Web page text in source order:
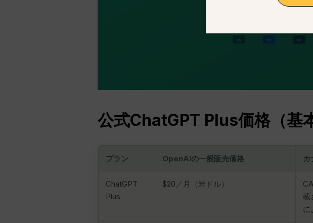
公式ChatGPT Plus価格（基
プラン OpenAIの一般販売価格
ChatGPT
Plus
$20／月（米ドル）
載
に